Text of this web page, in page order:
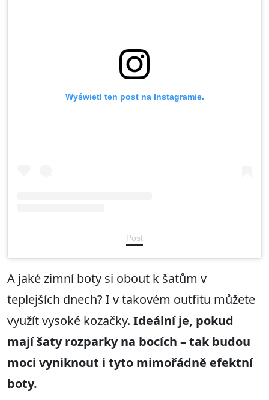
Wyświetl ten post na Instagramie.
Post
A jaké zimní boty si obout k šatům v
teplejších dnech? I v takovém outfitu můžete
využít vysoké kozačky. Ideální je, pokud
mají šaty rozparky na bocích – tak budou
moci vyniknout i tyto mimořádně efektní
boty.